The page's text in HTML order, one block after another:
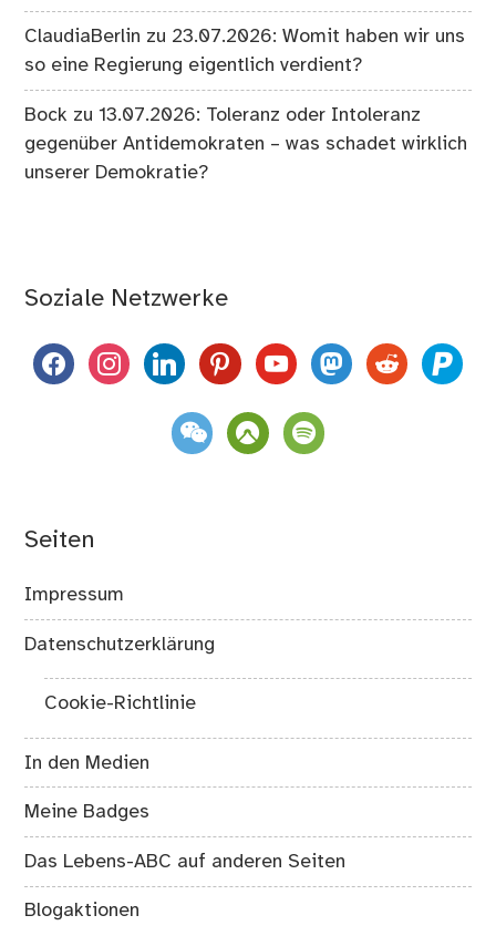
ClaudiaBerlin zu 23.07.2026: Womit haben wir uns
so eine Regierung eigentlich verdient?
Bock zu13.07.2026: Toleranz oder Intoleranz
gegenüber Antidemokraten – was schadet wirklich
unserer Demokratie?
Soziale Netzwerke
facebookinstagramlinkedinpinterestyoutubemastodon
reddit paypal
weixin komootspotify
Seiten
Impressum
Datenschutzerklärung
Cookie-Richtlinie
In den Medien
Meine Badges
Das Lebens-ABC auf anderen Seiten
Blogaktionen